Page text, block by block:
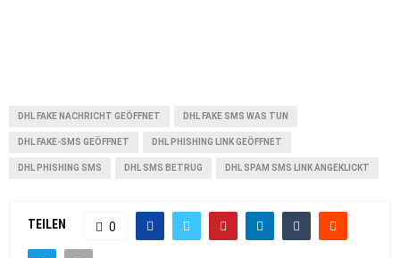
DHL FAKE NACHRICHT GEÖFFNET DHL FAKE SMS WAS TUN
DHL FAKE-SMS GEÖFFNET DHL PHISHING LINK GEÖFFNET
DHL PHISHING SMS DHL SMS BETRUG DHL SPAM SMS LINK ANGEKLICKT
TEILEN 0